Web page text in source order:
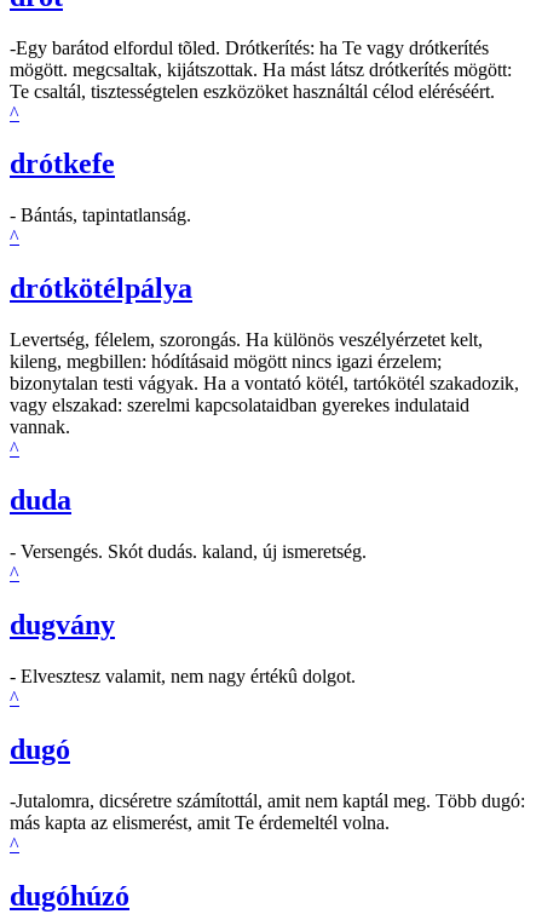
-Egy barátod elfordul tõled. Drótkerítés: ha Te vagy drótkerítés
mögött. megcsaltak, kijátszottak. Ha mást látsz drótkerítés mögött:
Te csaltál, tisztességtelen eszközöket használtál célod eléréséért.
^
drótkefe
- Bántás, tapintatlanság.
^
drótkötélpálya
Levertség, félelem, szorongás. Ha különös veszélyérzetet kelt,
kileng, megbillen: hódításaid mögött nincs igazi érzelem;
bizonytalan testi vágyak. Ha a vontató kötél, tartókötél szakadozik,
vagy elszakad: szerelmi kapcsolataidban gyerekes indulataid
vannak.
^
duda
- Versengés. Skót dudás. kaland, új ismeretség.
^
dugvány
- Elvesztesz valamit, nem nagy értékû dolgot.
^
dugó
-Jutalomra, dicséretre számítottál, amit nem kaptál meg. Több dugó:
más kapta az elismerést, amit Te érdemeltél volna.
^
dugóhúzó